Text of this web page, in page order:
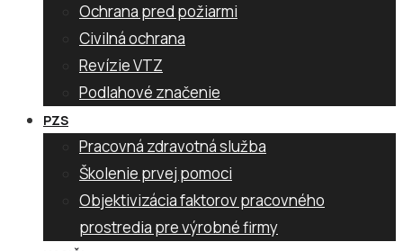
Ochrana pred požiarmi
Civilná ochrana
Revízie VTZ
Podlahové značenie
PZS
Pracovná zdravotná služba
Školenie prvej pomoci
Objektivizácia faktorov pracovného
prostredia pre výrobné firmy